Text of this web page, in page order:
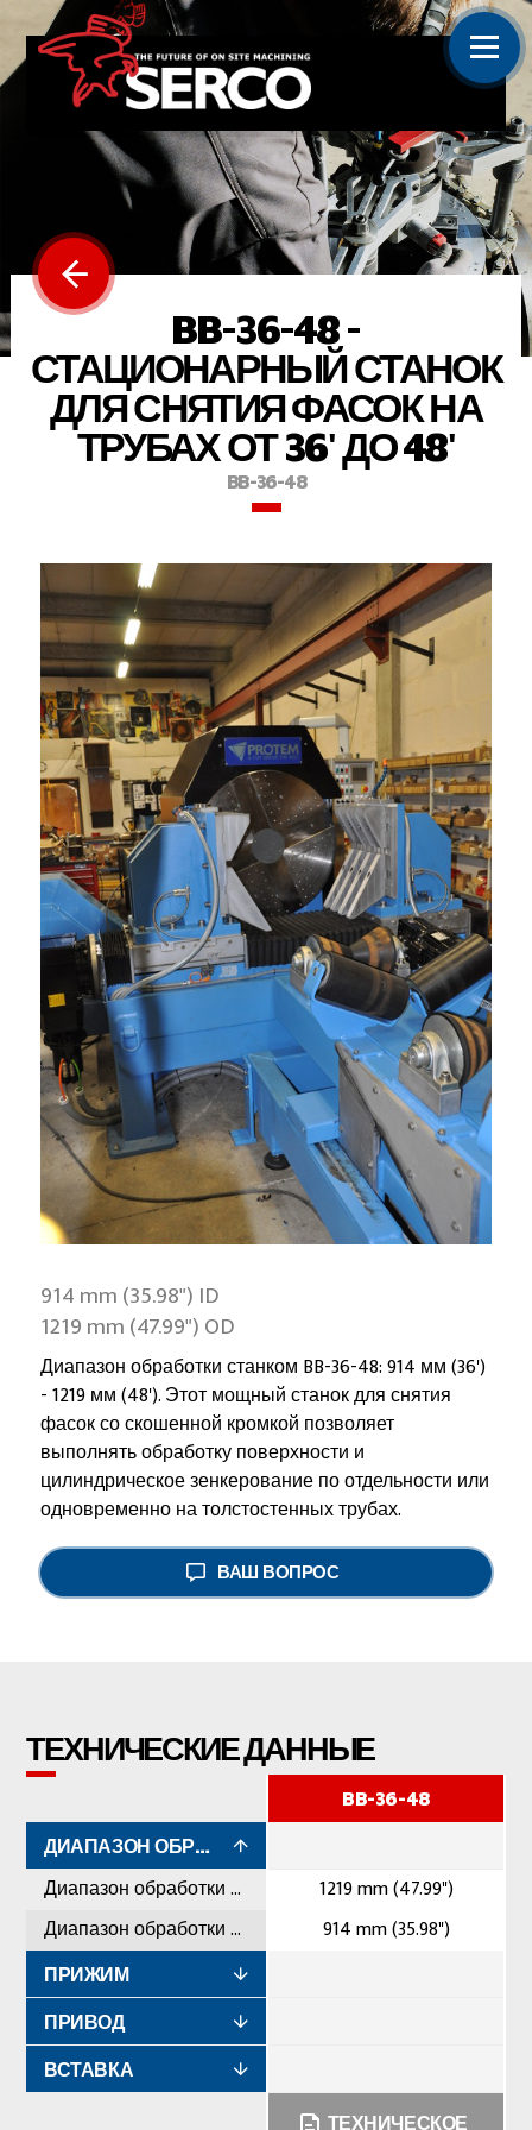
BB-36-48 -
СТАЦИОНАРНЫЙ СТАНОК
ДЛЯ СНЯТИЯ ФАСОК НА
ТРУБАХ ОТ 36' ДО 48'
BB-36-48
914 mm (35.98") ID
1219 mm (47.99") OD
Диапазон обработки станком BB-36-48: 914 мм (36')
- 1219 мм (48'). Этот мощный станок для снятия
фасок со скошенной кромкой позволяет
выполнять обработку поверхности и
цилиндрическое зенкерование по отдельности или
одновременно на толстостенных трубах.
ВАШ ВОПРОС
ТЕХНИЧЕСКИЕ ДАННЫЕ
ДИАПАЗОН ОБРАБОТКИ
Диапазон обработки максимальный
Диапазон обработки минимальный
ПРИЖИМ
ПРИВОД
ВСТАВКА
BB-36-48
1219 mm (47.99")
914 mm (35.98")
ТЕХНИЧЕСКОЕ